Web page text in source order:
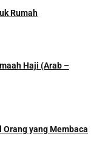
Rumah
Haji (Arab –
yang Membaca